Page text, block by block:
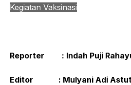
Kegiatan Vaksinasi
Reporter : Indah Puji
Editor : Mulyani Adi